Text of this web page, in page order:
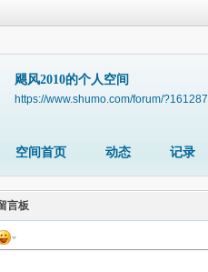
飓风2010的个人空间
https://www.shumo.com/forum/?161287
空间首页 动态 记录
言板